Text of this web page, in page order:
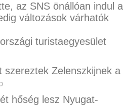
az SNS önállóan indul a
változások várhatók
turistaegyesület
Zelenszkijnek a
hőség lesz Nyugat-